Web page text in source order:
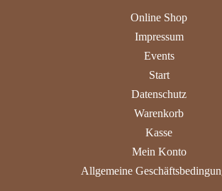
Online Shop
Impressum
Events
Start
Datenschutz
Warenkorb
Kasse
Mein Konto
Allgemeine